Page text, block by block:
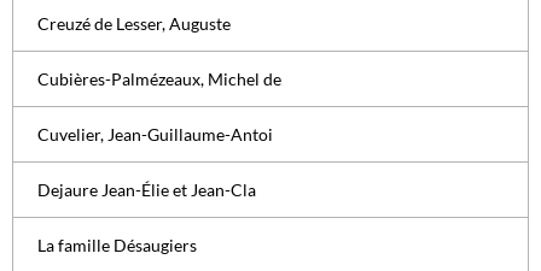
Creuzé de Lesser, Auguste
Cubières-Palmézeaux, Michel de
Cuvelier, Jean-Guillaume-Antoi
Dejaure Jean-Élie et Jean-Cla
La famille Désaugiers